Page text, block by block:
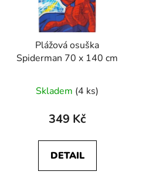
Plážová osuška
Spiderman 70 x 140 cm
Skladem (4 ks)
349 Kč
DETAIL